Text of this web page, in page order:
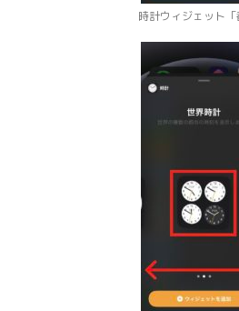
時計ウィジェット「